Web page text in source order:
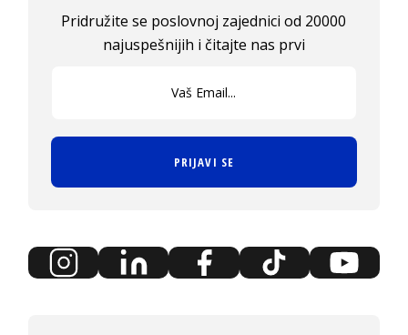
Pridružite se poslovnoj zajednici od 20000
najuspešnijih i čitajte nas prvi
PRIJAVI SE